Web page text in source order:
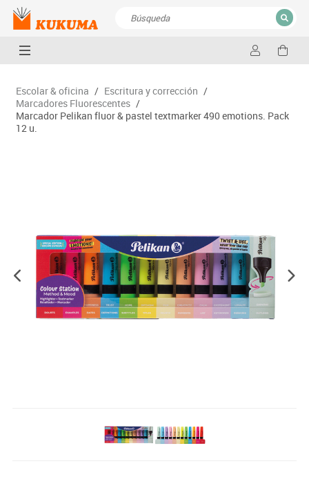
CERRAR
Escolar & oficina / Escritura y corrección /
Marcadores Fluorescentes /
Marcador Pelikan fluor & pastel textmarker 490 emotions. Pack
12 u.